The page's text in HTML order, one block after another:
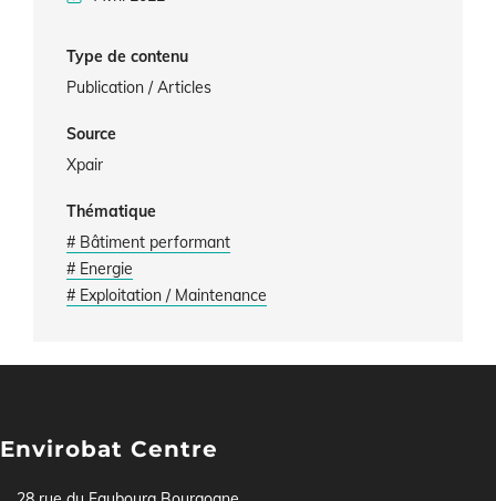
Type de contenu
Publication / Articles
Source
Xpair
Thématique
# Bâtiment performant
# Energie
# Exploitation / Maintenance
Envirobat Centre